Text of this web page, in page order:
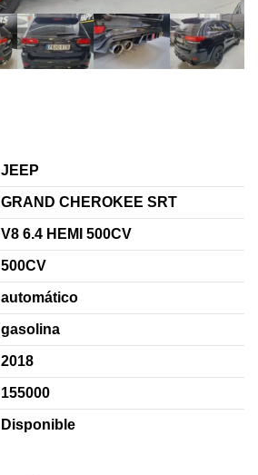
JEEP
GRAND CHEROKEE SRT
V8 6.4 HEMI 500CV
500CV
automático
gasolina
2018
155000
Disponible